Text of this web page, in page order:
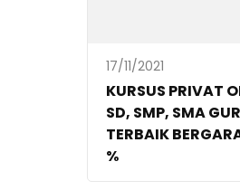
17/11/2021
KURSUS PRIVAT
SD, SMP, SMA
TERBAIK
%